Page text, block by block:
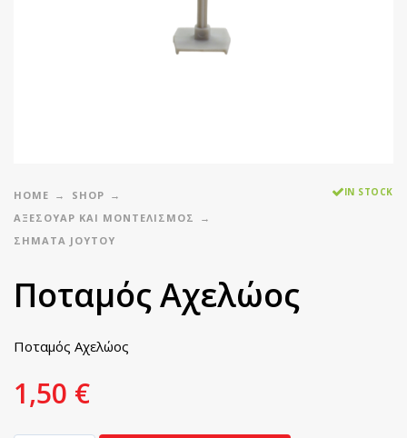
HOME
SHOP
ΑΞΕΣΟΥΑΡ ΚΑΙ ΜΟΝΤΕΛΙΣΜΟΣ
ΣΉΜΑΤΑ JOYTOY
IN STOCK
Ποταμός Αχελώος
Ποταμός Αχελώος
1,50 €